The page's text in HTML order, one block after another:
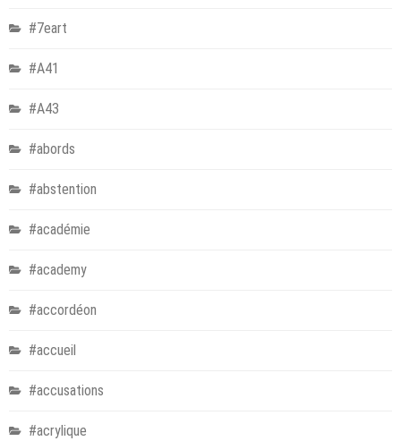
#7eart
#A41
#A43
#abords
#abstention
#académie
#academy
#accordéon
#accueil
#accusations
#acrylique